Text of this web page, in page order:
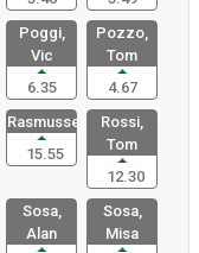
Poggi,
Vic
6.35
Pozzo,
Tom
4.67
Rasmussen,
15.55
Rossi,
Tom
12.30
Sosa,
Alan
Sosa,
Misa